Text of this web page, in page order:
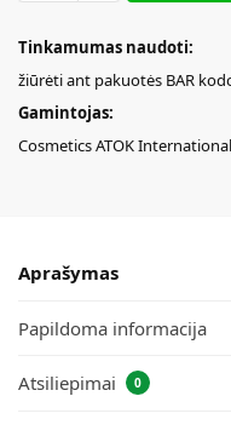
Tinkamumas naudoti:
žiūrėti ant pakuotės BAR
Gamintojas:
Cosmetics ATOK International
Aprašymas
Papildoma informacija
Atsiliepimai 0